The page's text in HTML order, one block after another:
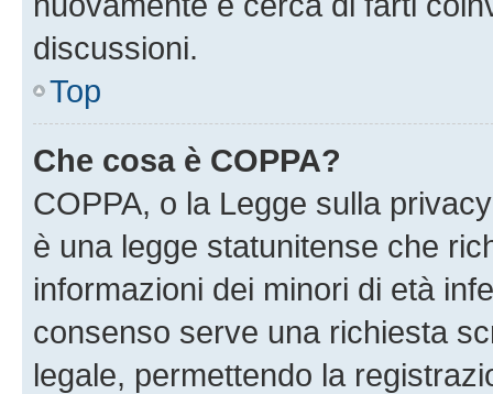
discussioni.
Top
Che cosa è COPPA?
COPPA, o la Legge sulla
è una legge statunitense che
informazioni dei minori di età
consenso serve una richiesta
legale, permettendo la